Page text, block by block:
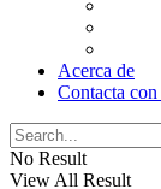
Acerca de
Contacta
No Result
View All Result